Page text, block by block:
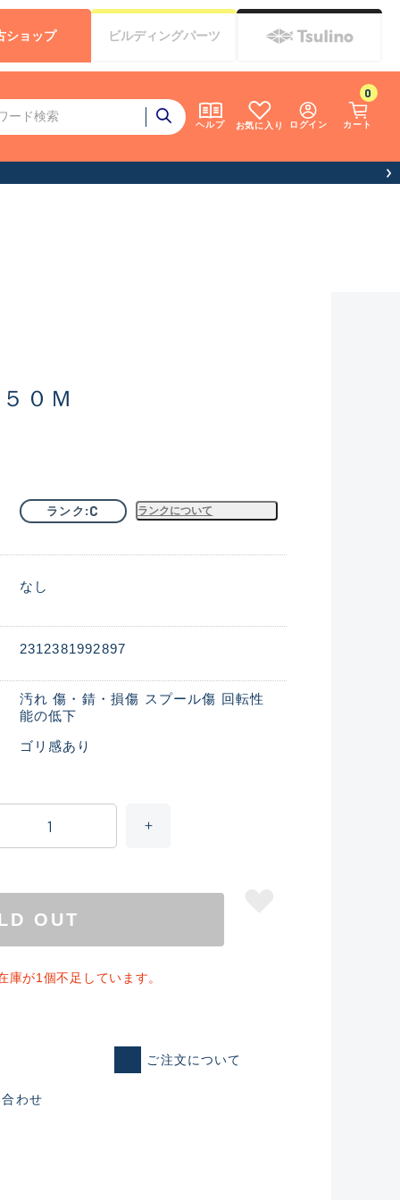
ヘルプ お気に入り ログイン カート
0
ショップ ビルディングパーツ
れた未使用
０Ｍ
ランク C ランクについて
なし
2312381992897
汚れ 傷・錆・損傷 スプール傷 回転性
能の低下
ゴリ感あり
OUT
庫が1個不足しています。
ご注文について
わせ